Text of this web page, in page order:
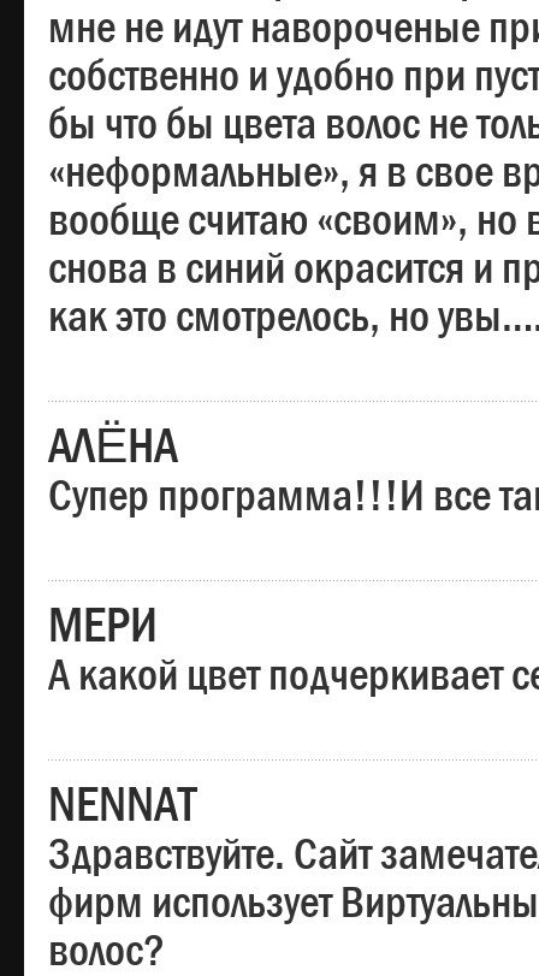
мне не идут навороченые
собственно и удобно при
бы что бы цвета волос не
«неформальные», я в свое
вообще считаю «своим», но
снова в синий окрасится и
как это смотрелось, но
АЛЁНА
Супер программа!!!И все
МЕРИ
А какой цвет подчеркивает
NENNAT
Здравствуйте. Сайт
фирм использует
волос?